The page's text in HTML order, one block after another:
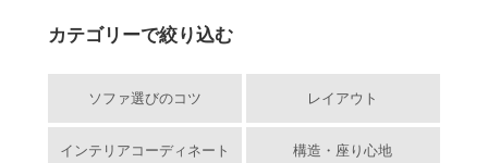
カテゴリーで絞り込む
ソファ選びのコツ レイアウト
インテリアコーディネート 構造・座り心地